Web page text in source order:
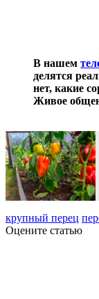
В нашем
делятся
нет, какие
Живое
крупный перец
Оцените статью